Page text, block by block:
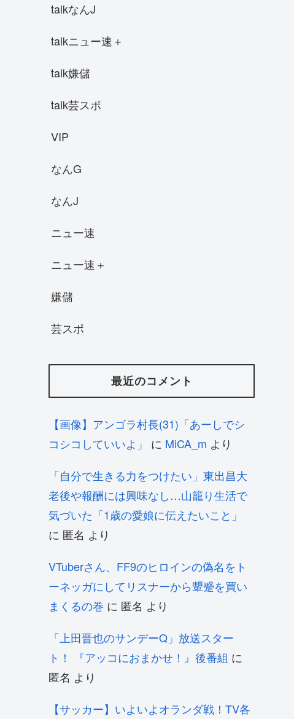
talkなんJ
talkニュー速＋
talk嫌儲
talk芸スポ
VIP
なんG
なんJ
ニュー速
ニュー速＋
嫌儲
芸スポ
最近のコメント
【画像】アンゴラ村長(31)「あーしでシ
コシコしていいよ」
に MiCA_m より
「自分で生きる力をつけたい」東出昌大
老後や報酬には興味なし…山籠り生活で
気づいた「1歳の愛娘に伝えたいこと」
に 匿名 より
VTuberさん、FF9のヒロインの偽名をト
ーネッガにしてリスナーから顰蹙を買い
まくるの巻 に 匿名 より
「上田晋也のサンデーQ」放送スター
ト！ 『アッコにおまかせ！』後番組 に
匿名 より
【サッカー】いよいよオランダ戦！TV各